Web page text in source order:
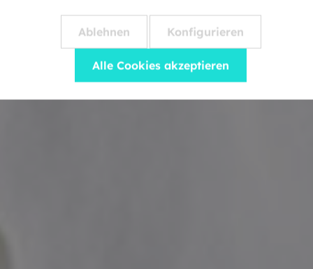
Ablehnen Konfigurieren
Alle Cookies akzeptieren